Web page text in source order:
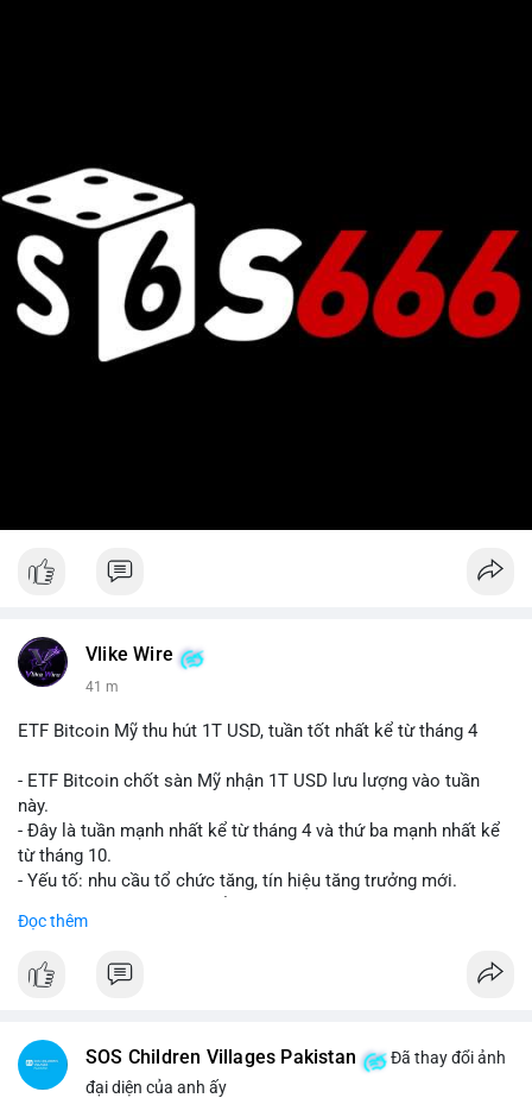
Vlike Wire
41 m
ETF Bitcoin Mỹ thu hút 1T USD, tuần tốt nhất kể từ tháng 4
- ETF Bitcoin chốt sàn Mỹ nhận 1T USD lưu lượng vào tuần
này.
- Đây là tuần mạnh nhất kể từ tháng 4 và thứ ba mạnh nhất kể
từ tháng 10.
- Yếu tố: nhu cầu tổ chức tăng, tín hiệu tăng trưởng mới.
dẫn.
#binancesquare
#vlikevn #titanbot
Đọc thêm
SOS Children Villages Pakistan
Đã thay đổi ảnh
đại diện của anh ấy